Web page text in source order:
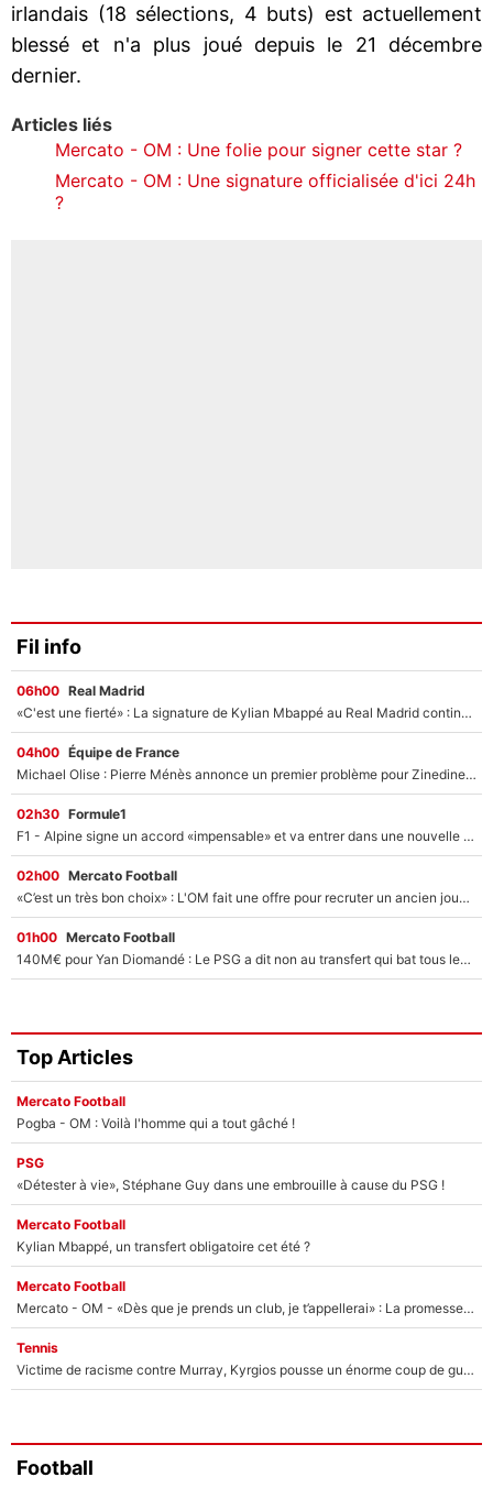
irlandais (18 sélections, 4 buts) est actuellement
blessé et n'a plus joué depuis le 21 décembre
dernier.
Articles liés
Mercato - OM : Une folie pour signer cette star ?
Mercato - OM : Une signature officialisée d'ici 24h
?
Fil info
06h00 Real Madrid
«C'est une fierté» : La signature de Kylian Mbappé au Real Madrid continue de régaler l'Espagne
04h00 Équipe de France
Michael Olise : Pierre Ménès annonce un premier problème pour Zinedine Zidane en équipe de France
02h30 Formule1
F1 - Alpine signe un accord «impensable» et va entrer dans une nouvelle dimension : Grande nouvelle pour Pierre Gasly !
02h00 Mercato Football
«C’est un très bon choix» : L'OM fait une offre pour recruter un ancien joueur du PSG... et c'est validé dans l'After Foot !
01h00 Mercato Football
140M€ pour Yan Diomandé : Le PSG a dit non au transfert qui bat tous les records sur le mercato
Top Articles
Mercato Football
Pogba - OM : Voilà l'homme qui a tout gâché !
PSG
«Détester à vie», Stéphane Guy dans une embrouille à cause du PSG !
Mercato Football
Kylian Mbappé, un transfert obligatoire cet été ?
Mercato Football
Mercato - OM - «Dès que je prends un club, je t’appellerai» : La promesse de Marcelino au moment de claquer la porte
Tennis
Victime de racisme contre Murray, Kyrgios pousse un énorme coup de gueule !
Football